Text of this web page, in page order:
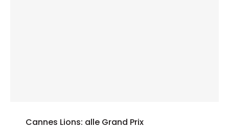
Cannes Lions: alle Grand Prix